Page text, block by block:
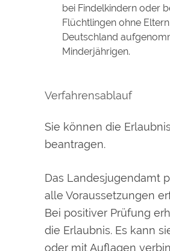
bei Findelkindern oder
Flüchtlingen ohne
Deutschland
Minderjährigen.
Verfahrensablauf
Sie können die
beantragen.
Das Landesjugendamt
alle Voraussetzungen
Bei positiver Prüfung
die Erlaubnis. Es kann
oder mit Auflagen